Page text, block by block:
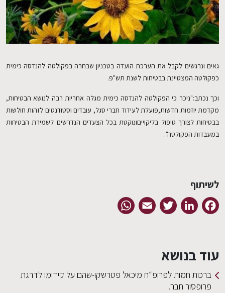
גאים ונרגשים לקבל את הערכת הועדה בטכניון שבחרה בפקולטה להנדסה כימית
כפקולטה המצטיינת בבטיחות לשנת תש"פ.
וכך נכתב:"ניכר כי הפקולטה להנדסה כימית מגלה אחריות רבה לנושא הבטיחות,
מקדמת יוזמות חדשות,פועלת לעידוד חברי סגל, עובדים וסטודנטים לזהות חולשות
בבטיחות לצורך טיפול בליקוייםונוקטת בכל הצעדים הנדרשים לשמירת הבטיחות
במעבדות הפקולטה".
לשיתוף
Facebook
LinkedIn
Twitter
Email
עוד בנושא
ברכות חמות לפרופ״ח מיכאל פטרשקו-שהם על קידומו לדרגת
פרופסור חבר!